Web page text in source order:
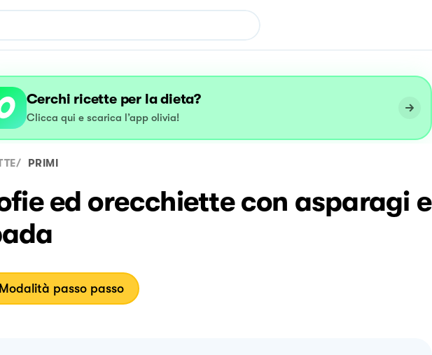
Cerchi ricette per la dieta?
Clicca qui e scarica l’app olivia!
/ PRIMI
ed orecchiette con asparagi e
Modalità passo passo